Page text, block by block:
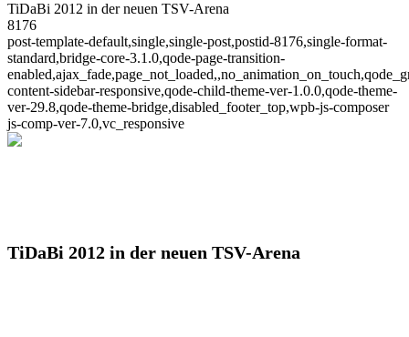
TiDaBi 2012 in der neuen TSV-Arena
8176
post-template-default,single,single-post,postid-8176,single-format-
standard,bridge-core-3.1.0,qode-page-transition-
content-sidebar-responsive,qode-child-theme-ver-1.0.0,qode-theme-
ver-29.8,qode-theme-bridge,disabled_footer_top,wpb-js-composer
js-comp-ver-7.0,vc_responsive
TiDaBi 2012 in der neuen TSV-Arena